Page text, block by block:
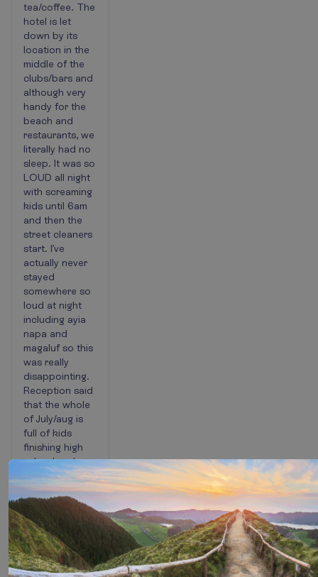
tea/coffee. The
hotel is let
down by its
location in the
middle of the
clubs/bars and
although very
handy for the
beach and
restaurants, we
literally had no
sleep. It was so
LOUD all night
with screaming
kids until 6am
and then the
street cleaners
start. I’ve
actually never
stayed
somewhere so
loud at night
including ayia
napa and
magaluf so this
was really
disappointing.
Reception said
that the whole
of July/aug is
full of kids
finishing high
school and
descending on
lloret de mar.
So all in all a
beautiful place
but if you want
to relax and
sleep at night in